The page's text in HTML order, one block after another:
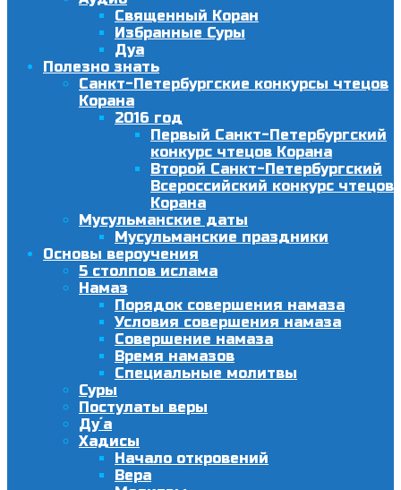
Священный Коран
Избранные Суры
Дуа
Полезно знать
Санкт-Петербургские конкурсы чтецов
Корана
2016 год
Первый Санкт-Петербургский
конкурс чтецов Корана
Второй Санкт-Петербургский
Всероссийский конкурс чтецов
Корана
Мусульманские даты
Мусульманские праздники
Основы вероучения
5 столпов ислама
Намаз
Порядок совершения намаза
Условия совершения намаза
Совершение намаза
Время намазов
Специальные молитвы
Суры
Постулаты веры
Ду´а
Хадисы
Начало откровений
Вера